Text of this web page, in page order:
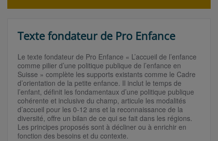
Texte fondateur de Pro Enfance
Le texte fondateur de Pro Enfance « L’accueil de l’enfance
comme pilier d’une politique publique de l’enfance en
Suisse » complète les supports existants comme le Cadre
d’orientation de la petite enfance. Il inclut le temps de
l’enfant, définit les fondamentaux d’une politique publique
cohérente et inclusive du champ, articule les modalités
d’accueil pour les 0-12 ans et la reconnaissance de la
diversité, offre un bilan de ce qui se fait dans les régions.
Les principes proposés sont à décliner ou à enrichir en
fonction des besoins et du contexte.